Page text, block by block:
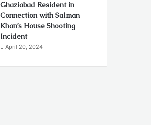
Ghaziabad Resident in
Connection with Salman
Khan’s House Shooting
Incident
April 20, 2024